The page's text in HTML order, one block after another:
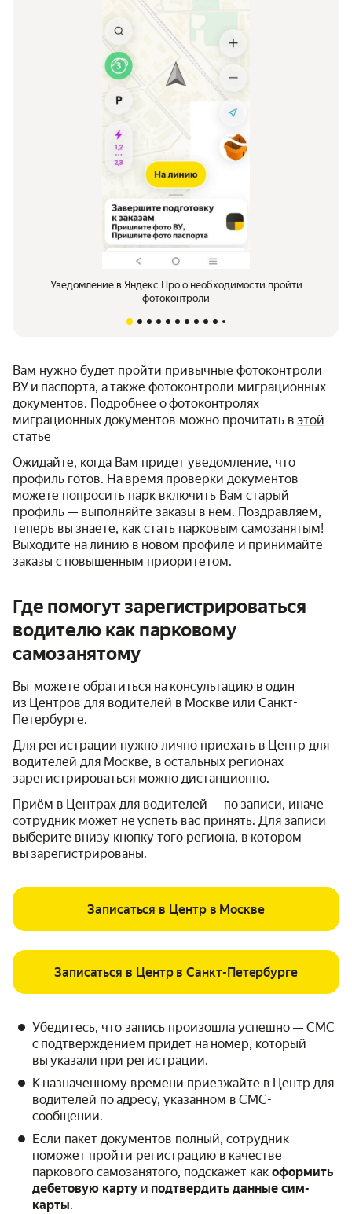
Уведомление в Яндекс Про о необходимости пройти
фотоконтроли
Вам нужно будет пройти привычные фотоконтроли
ВУ и паспорта, а также фотоконтроли миграционных
документов. Подробнее о фотоконтролях
миграционных документов можно прочитать в этой
статье
Ожидайте, когда Вам придет уведомление, что
профиль готов. На время проверки документов
можете попросить парк включить Вам старый
профиль — выполняйте заказы в нем. Поздравляем,
теперь вы знаете, как стать парковым самозанятым!
Выходите на линию в новом профиле и принимайте
заказы с повышенным приоритетом.
Где помогут зарегистрироваться
водителю как парковому
самозанятому
Вы можете обратиться на консультацию в один
из Центров для водителей в Москве или Санкт-
Петербурге.
Для регистрации нужно лично приехать в Центр для
водителей для Москве, в остальных регионах
зарегистрироваться можно дистанционно.
Приём в Центрах для водителей — по записи, иначе
сотрудник может не успеть вас принять. Для записи
выберите внизу кнопку того региона, в котором
вы зарегистрированы.
Записаться в Центр в Москве
Записаться в Центр в Санкт-Петербурге
Убедитесь, что запись произошла успешно — СМС
с подтверждением придет на номер, который
вы указали при регистрации.
К назначенному времени приезжайте в Центр для
водителей по адресу, указанном в СМС-
сообщении.
Если пакет документов полный, сотрудник
поможет пройти регистрацию в качестве
паркового самозанятого, подскажет как оформить
дебетовую карту и подтвердить данные сим-
карты.